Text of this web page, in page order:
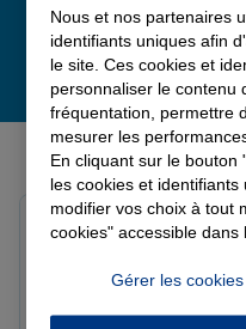
Derniers avis
louna p.
Nous et nos partenaires
identifiants uniques afin
le site. Ces cookies et
personnaliser le contenu
fréquentation, permettre
mesurer les
En cliquant sur le bouton
les cookies et
modifier vos choix à tout
cookies" accessible dans
Gérer les